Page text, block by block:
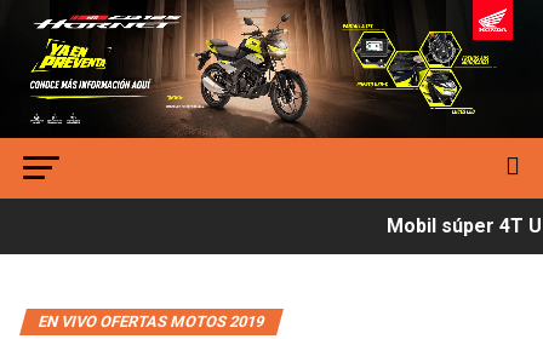
Mobil súper 4T
EN VIVO OFERTAS MOTOS 2019